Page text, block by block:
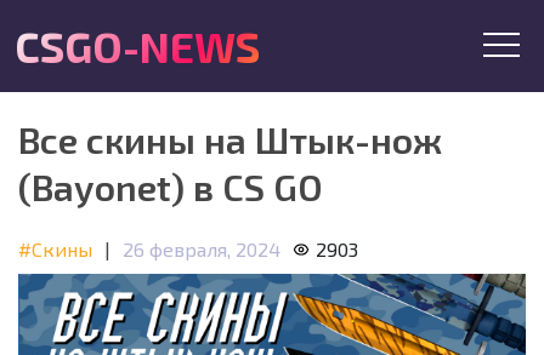
CSGO-NEWS
Все скины на Штык-нож
(Bayonet) в CS GO
#Скины | 26 февраля, 2024 2903